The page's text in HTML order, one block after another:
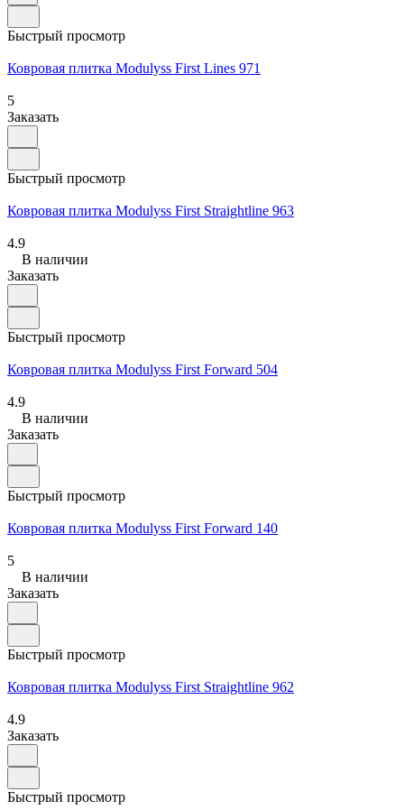
Быстрый просмотр
Ковровая плитка Modulyss First Lines 971
5
Заказать
Быстрый просмотр
Ковровая плитка Modulyss First Straightline 963
4.9
В наличии
Заказать
Быстрый просмотр
Ковровая плитка Modulyss First Forward 504
4.9
В наличии
Заказать
Быстрый просмотр
Ковровая плитка Modulyss First Forward 140
5
В наличии
Заказать
Быстрый просмотр
Ковровая плитка Modulyss First Straightline 962
4.9
Заказать
Быстрый просмотр